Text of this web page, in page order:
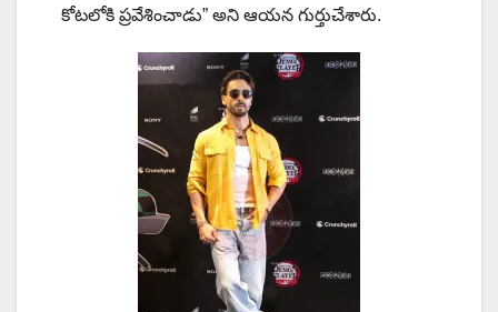
కోటలోకి ప్రవేశించాడు” అని ఆయన గుర్తుచేశారు.